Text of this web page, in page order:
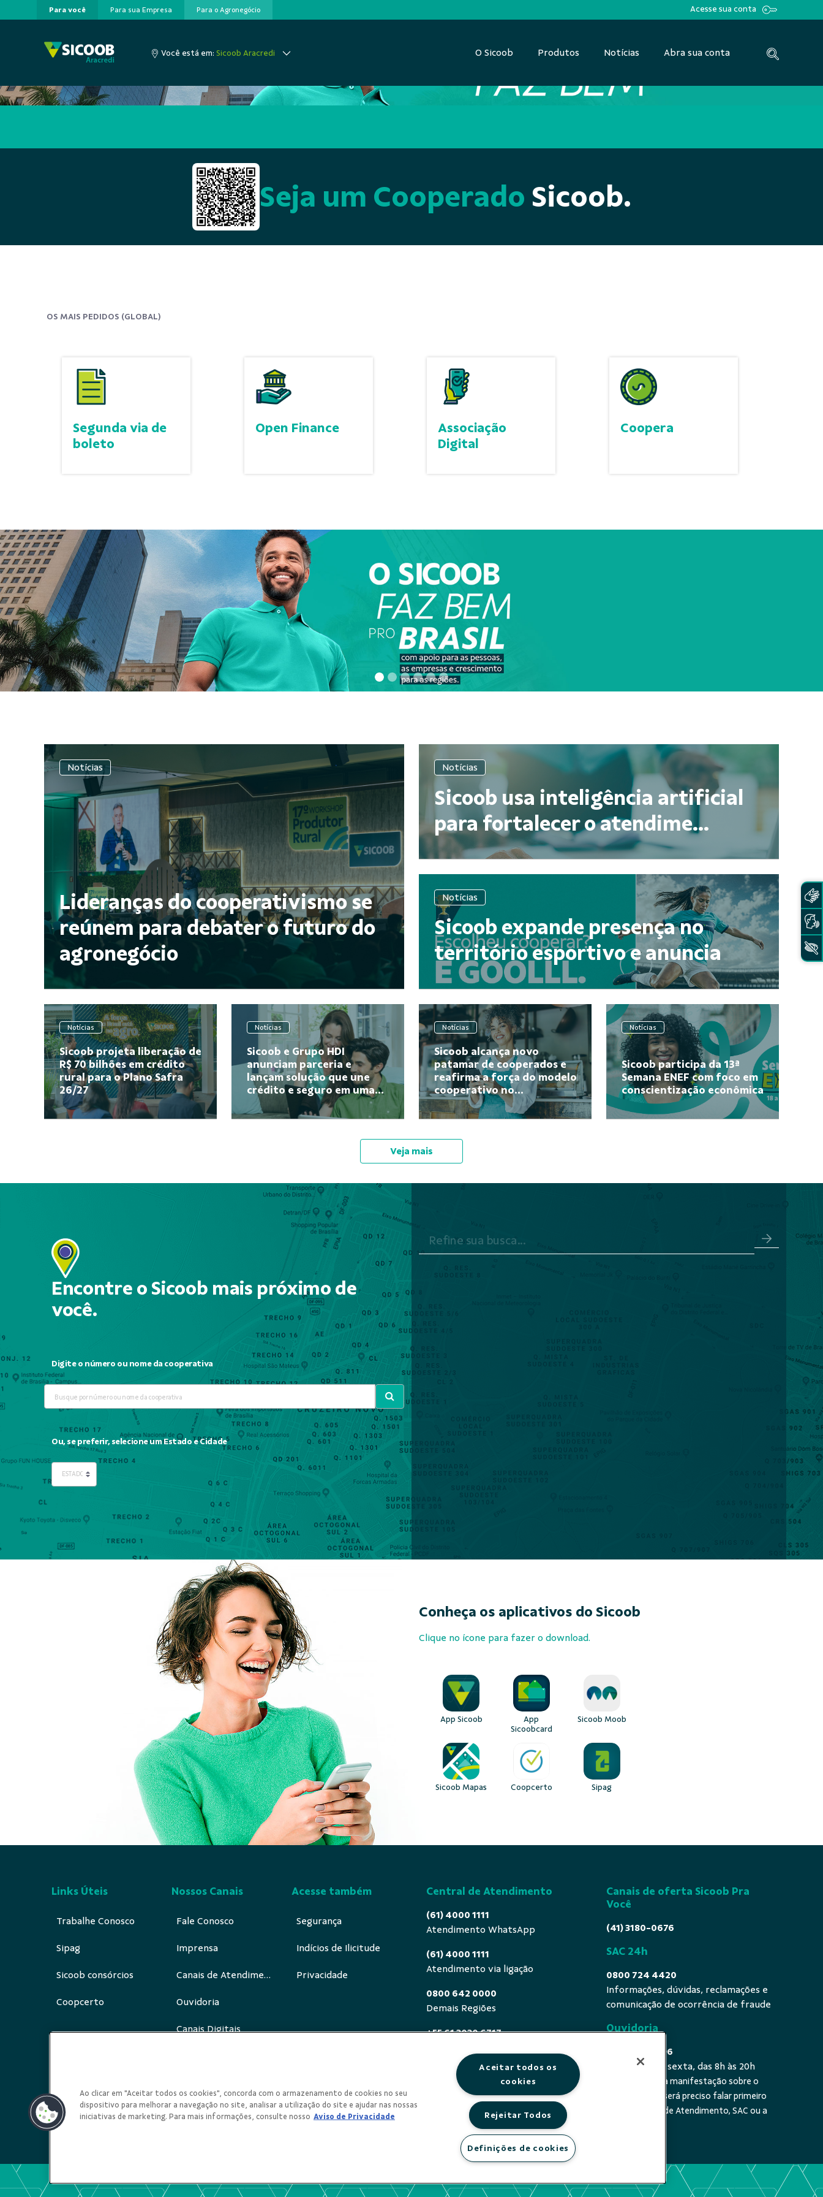
Pular para o Conteúdo principal
Para você Para sua Empresa Para o Agronegócio Acesse sua conta
Você está em:Sicoob Aracredi O Sicoob Produtos Notícias Abra sua conta
A cooperação que coloca você no controle das
Seja um Cooperado Sicoob.
OS MAIS PEDIDOS (GLOBAL)
Segunda via de
boleto
Open Finance
Associação
Digital
Coopera
Notícias
Lideranças do cooperativismo se
reúnem para debater o futuro do
agronegócio
Notícias
Sicoob usa inteligência artificial
para fortalecer o atendime...
Notícias
Sicoob expande presença no
território esportivo e anuncia
pat...
Notícias
Sicoob projeta liberação de
R$ 70 bilhões em crédito
rural para o Plano Safra
26/27
Notícias
Sicoob e Grupo HDI
anunciam parceria e
lançam solução que une
crédito e seguro em uma...
Notícias
Sicoob alcança novo
patamar de cooperados e
reafirma a força do modelo
cooperativo no...
Notícias
Sicoob participa da 13ª
Semana ENEF com foco em
conscientização econômica
Veja mais
Encontre o Sicoob mais próximo de
você.
Digite o número ou nome da cooperativa
Ou, se preferir, selecione um Estado e Cidade
Conheça os aplicativos do Sicoob
Clique no ícone para fazer o download.
App Sicoob
App
Sicoobcard
Sicoob Moob
Sicoob Mapas Coopcerto Sipag
Links Úteis
Trabalhe Conosco
Sipag
Sicoob consórcios
Coopcerto
Nossos Canais
Fale Conosco
Imprensa
Canais de Atendimento
Ouvidoria
Canais Digitais
Acesse também
Segurança
Indícios de Ilicitude
Privacidade
Redes Sociais
Central de Atendimento
(61) 4000 1111
Atendimento WhatsApp
(61) 4000 1111
Atendimento via ligação
0800 642 0000
Demais Regiões
+55 61 3030 6717
0800 940 0458
Deficientes auditivos ou de fala - De
segunda a sexta, das 8h às 20h
Canais de oferta Sicoob Pra
Você
(41) 3180-0676
SAC 24h
0800 724 4420
Informações, dúvidas, reclamações e
comunicação de ocorrência de fraude
Ouvidoria
0800 725 0996
De segunda a sexta, das 8h às 20h
É a sua primeira manifestação sobre o
tema? Se sim, será preciso falar primeiro
com a Central de Atendimento, SAC ou a
Ao clicar em "Aceitar todos os cookies", concorda com o armazenamento de cookies no seu
dispositivo para melhorar a navegação no site, analisar a utilização do site e ajudar nas nossas
iniciativas de marketing. Para mais informações, consulte nosso Aviso de Privacidade
Aceitar todos os
cookies
Rejeitar Todos
Definições de cookies